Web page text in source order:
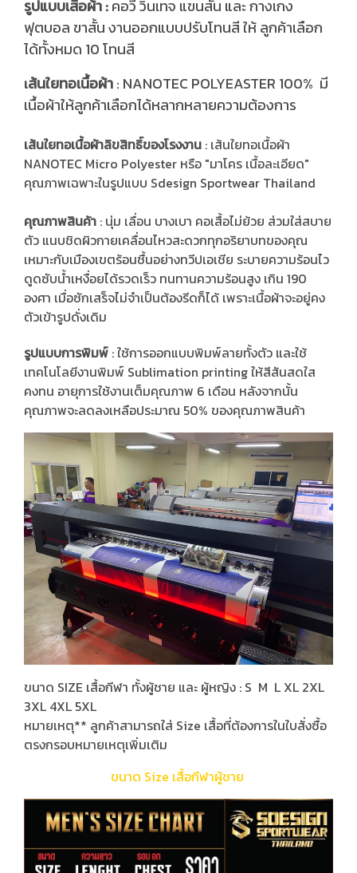
รูปแบบเสื้อผ้า :คอวี วินเทจ แขนสั้น และ กางเกง
ฟุตบอล ขาสั้น งานออกแบบปรับโทนสี ให้ ลูกค้าเลือก
ได้ทั้งหมด 10 โทนสี
เส้นใยทอเนื้อผ้า: NANOTEC POLYEASTER 100% มี
เนื้อผ้าให้ลูกค้าเลือกได้หลากหลายความต้องการ
เส้นใยทอเนื้อผ้าลิขสิทธิ์ของโรงงาน : เส้นใยทอเนื้อผ้า
NANOTEC Micro Polyester หรือ "มาโคร เนื้อละเอียด"
คุณภาพเฉพาะในรูปแบบ Sdesign Sportwear Thailand
คุณภาพสินค้า : นุ่ม เลื่อน บางเบา คอเสื้อไม่ย้วย ส่วมใส่สบาย
ตัว แนบชิดผิวกายเคลื่อนไหวสะดวกทุกอริยาบทของคุณ
เหมาะกับเมืองเขตร้อนชื้นอย่างทวีปเอเชีย ระบายความร้อนไว
ดูดซับน้ำเหงื่อยได้รวดเร็ว ทนทานความร้อนสูง เกิน 190
องศา เมื่อซักเสร็จไม่จำเป็นต้องรีดก็ได้ เพราะเนื้อผ้าจะอยู่คง
ตัวเข้ารูปดั่งเดิม
รูปแบบการพิมพ์ : ใช้การออกแบบพิมพ์ลายทั้งตัว และใช้
เทคโนโลยีงานพิมพ์ Sublimation printing ให้สีสันสดใส
คงทน อายุการใช้งานเต็มคุณภาพ 6 เดือน หลังจากนั้น
คุณภาพจะลดลงเหลือประมาณ 50% ของคุณภาพสินค้า
ขนาด SIZE เสื้อกีฬา ทั้งผู้ชาย และ ผู้หญิง : S M L XL 2XL
3XL 4XL 5XL
หมายเหตุ** ลูกค้าสามารถใส่ Size เสื้อที่ต้องการในใบสั่งซื้อ
ตรงกรอบหมายเหตุเพิ่มเติม
ขนาด Size เสื้อกีฬาผู้ชาย